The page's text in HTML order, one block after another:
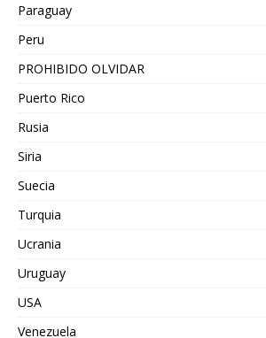
Paraguay
Peru
PROHIBIDO OLVIDAR
Puerto Rico
Rusia
Siria
Suecia
Turquia
Ucrania
Uruguay
USA
Venezuela